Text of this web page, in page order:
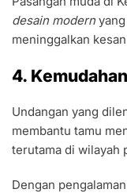
desain modern
meninggalkan
4.
Undangan yang
membantu tamu
terutama di wilayah
Dengan